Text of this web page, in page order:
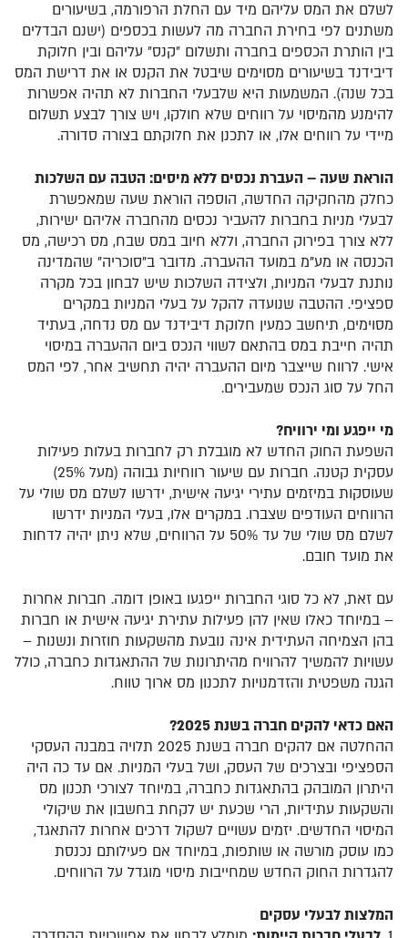
לשלם את המס עליהם מיד עם החלת הרפורמה, בשיעורים
משתנים לפי בחירת החברה מה לעשות בכספים (ישנם הבדלים
בין הותרת הכספים בחברה ותשלום ״קנס״ עליהם ובין חלוקת
דיבידנד בשיעורים מסוימים שיבטל את הקנס או את דרישת המס
בכל שנה). המשמעות היא שלבעלי החברות לא תהיה אפשרות
להימנע מהמיסוי על רווחים שלא חולקו, ויש צורך לבצע תשלום
מיידי על רווחים אלו, או לתכנן את חלוקתם בצורה סדורה.
הוראת שעה – העברת נכסים ללא מיסים: הטבה עם השלכות
כחלק מהחקיקה החדשה, הוספה הוראת שעה שמאפשרת
לבעלי מניות בחברות להעביר נכסים מהחברה אליהם ישירות,
ללא צורך בפירוק החברה, וללא חיוב במס שבח, מס רכישה, מס
הכנסה או מע"מ במועד ההעברה. מדובר ב"סוכריה" שהמדינה
נותנת לבעלי המניות, ולצידה השלכות שיש לבחון בכל מקרה
ספציפי. ההטבה שנועדה להקל על בעלי המניות במקרים
מסוימים, תיחשב כמעין חלוקת דיבידנד עם מס נדחה, בעתיד
תהיה חייבת במס בהתאם לשווי הנכס ביום ההעברה במיסוי
אישי. לרווח שייצבר מיום ההעברה יהיה תחשיב אחר, לפי המס
החל על סוג הנכס שמעבירים.
מי ייפגע ומי ירוויח?
השפעת החוק החדש לא מוגבלת רק לחברות בעלות פעילות
עסקית קטנה. חברות עם שיעור רווחיות גבוהה (מעל 25%)
שעוסקות במיזמים עתירי יגיעה אישית, ידרשו לשלם מס שולי על
הרווחים העודפים שצברו. במקרים אלו, בעלי המניות ידרשו
לשלם מס שולי של עד 50% על הרווחים, שלא ניתן יהיה לדחות
את מועד חובם.
עם זאת, לא כל סוגי החברות ייפגעו באופן דומה. חברות אחרות
– במיוחד כאלו שאין להן פעילות עתירת יגיעה אישית או חברות
בהן הצמיחה העתידית אינה נובעת מהשקעות חוזרות ונשנות –
עשויות להמשיך להרוויח מהיתרונות של ההתאגדות כחברה, כולל
הגנה משפטית והזדמנויות לתכנון מס ארוך טווח.
האם כדאי להקים חברה בשנת 2025?
ההחלטה אם להקים חברה בשנת 2025 תלויה במבנה העסקי
הספציפי ובצרכים של העסק, ושל בעלי המניות. אם עד כה היה
היתרון המובהק בהתאגדות כחברה, במיוחד לצורכי תכנון מס
והשקעות עתידיות, הרי שכעת יש לקחת בחשבון את שיקולי
המיסוי החדשים. יזמים עשויים לשקול דרכים אחרות להתאגד,
כמו עוסק מורשה או שותפות, במיוחד אם פעילותם נכנסת
להגדרות החוק החדש שמחייבות מיסוי מוגדל על הרווחים.
המלצות לבעלי עסקים